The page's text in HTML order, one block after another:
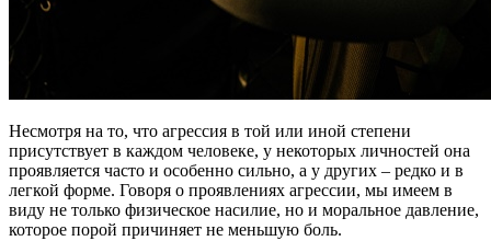
Несмотря на то, что агрессия в той или иной степени
присутствует в каждом человеке, у некоторых личностей она
проявляется часто и особенно сильно, а у других – редко и в
легкой форме. Говоря о проявлениях агрессии, мы имеем в
виду не только физическое насилие, но и моральное давление,
которое порой причиняет не меньшую боль.